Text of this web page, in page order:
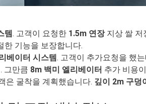
템. 고객이 요청한 1.5m 연장지상 쌀 저
한 기능을 보장합니다.
베이터 시스템. 고객이 추가요청을 했
. 그만큼 8m 백미 엘리베이터 추가 비용
은 굴착을 계획했습니다. 깊이 2m 구덩